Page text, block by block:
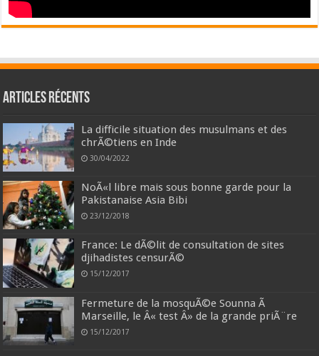
Articles récents
La difficile situation des musulmans et des
chrÃ©tiens en Inde
30/04/2022
NoÃ«l libre mais sous bonne garde pour la
Pakistanaise Asia Bibi
23/12/2018
France: Le dÃ©lit de consultation de sites
djihadistes censurÃ©
15/12/2017
Fermeture de la mosquÃ©e Sounna Ã
Marseille, le Â« test Â» de la grande priÃ¨re
15/12/2017